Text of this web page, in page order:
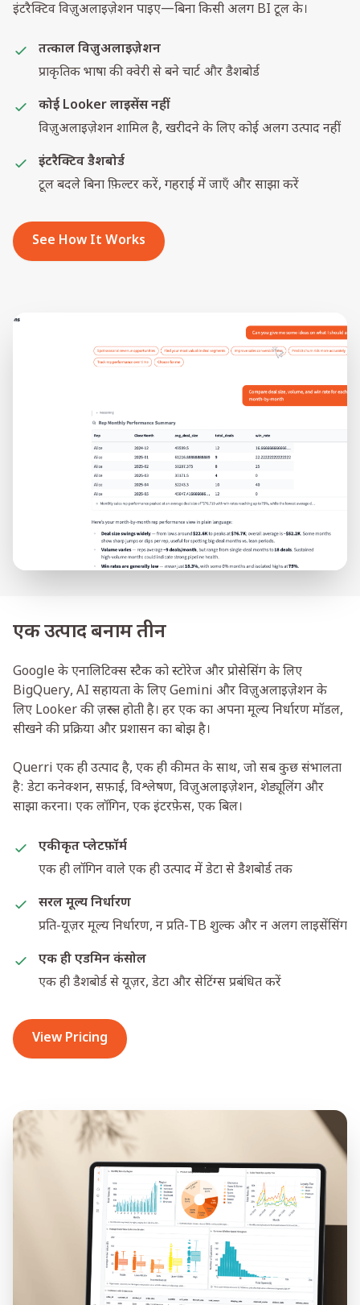
इंटरैक्टिव विज़ुअलाइज़ेशन पाइए—बिना किसी अलग BI टूल के।
तत्काल विज़ुअलाइज़ेशन
प्राकृतिक भाषा की क्वेरी से बने चार्ट और डैशबोर्ड
कोई Looker लाइसेंस नहीं
विज़ुअलाइज़ेशन शामिल है, खरीदने के लिए कोई अलग उत्पाद नहीं
इंटरैक्टिव डैशबोर्ड
टूल बदले बिना फ़िल्टर करें, गहराई में जाएँ और साझा करें
See How It Works
एक उत्पाद बनाम तीन
Google के एनालिटिक्स स्टैक को स्टोरेज और प्रोसेसिंग के लिए
BigQuery, AI सहायता के लिए Gemini और विज़ुअलाइज़ेशन के
लिए Looker की ज़रूरत होती है। हर एक का अपना मूल्य निर्धारण मॉडल,
सीखने की प्रक्रिया और प्रशासन का बोझ है।
Querri एक ही उत्पाद है, एक ही कीमत के साथ, जो सब कुछ संभालता
है: डेटा कनेक्शन, सफ़ाई, विश्लेषण, विज़ुअलाइज़ेशन, शेड्यूलिंग और
साझा करना। एक लॉगिन, एक इंटरफ़ेस, एक बिल।
एकीकृत प्लेटफ़ॉर्म
एक ही लॉगिन वाले एक ही उत्पाद में डेटा से डैशबोर्ड तक
सरल मूल्य निर्धारण
प्रति-यूज़र मूल्य निर्धारण, न प्रति-TB शुल्क और न अलग लाइसेंसिंग
एक ही एडमिन कंसोल
एक ही डैशबोर्ड से यूज़र, डेटा और सेटिंग्स प्रबंधित करें
View Pricing